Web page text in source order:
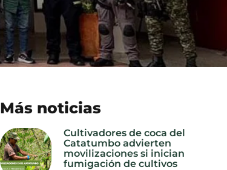
Más noticias
Cultivadores de coca del
Catatumbo advierten
movilizaciones si inician
fumigación de cultivos